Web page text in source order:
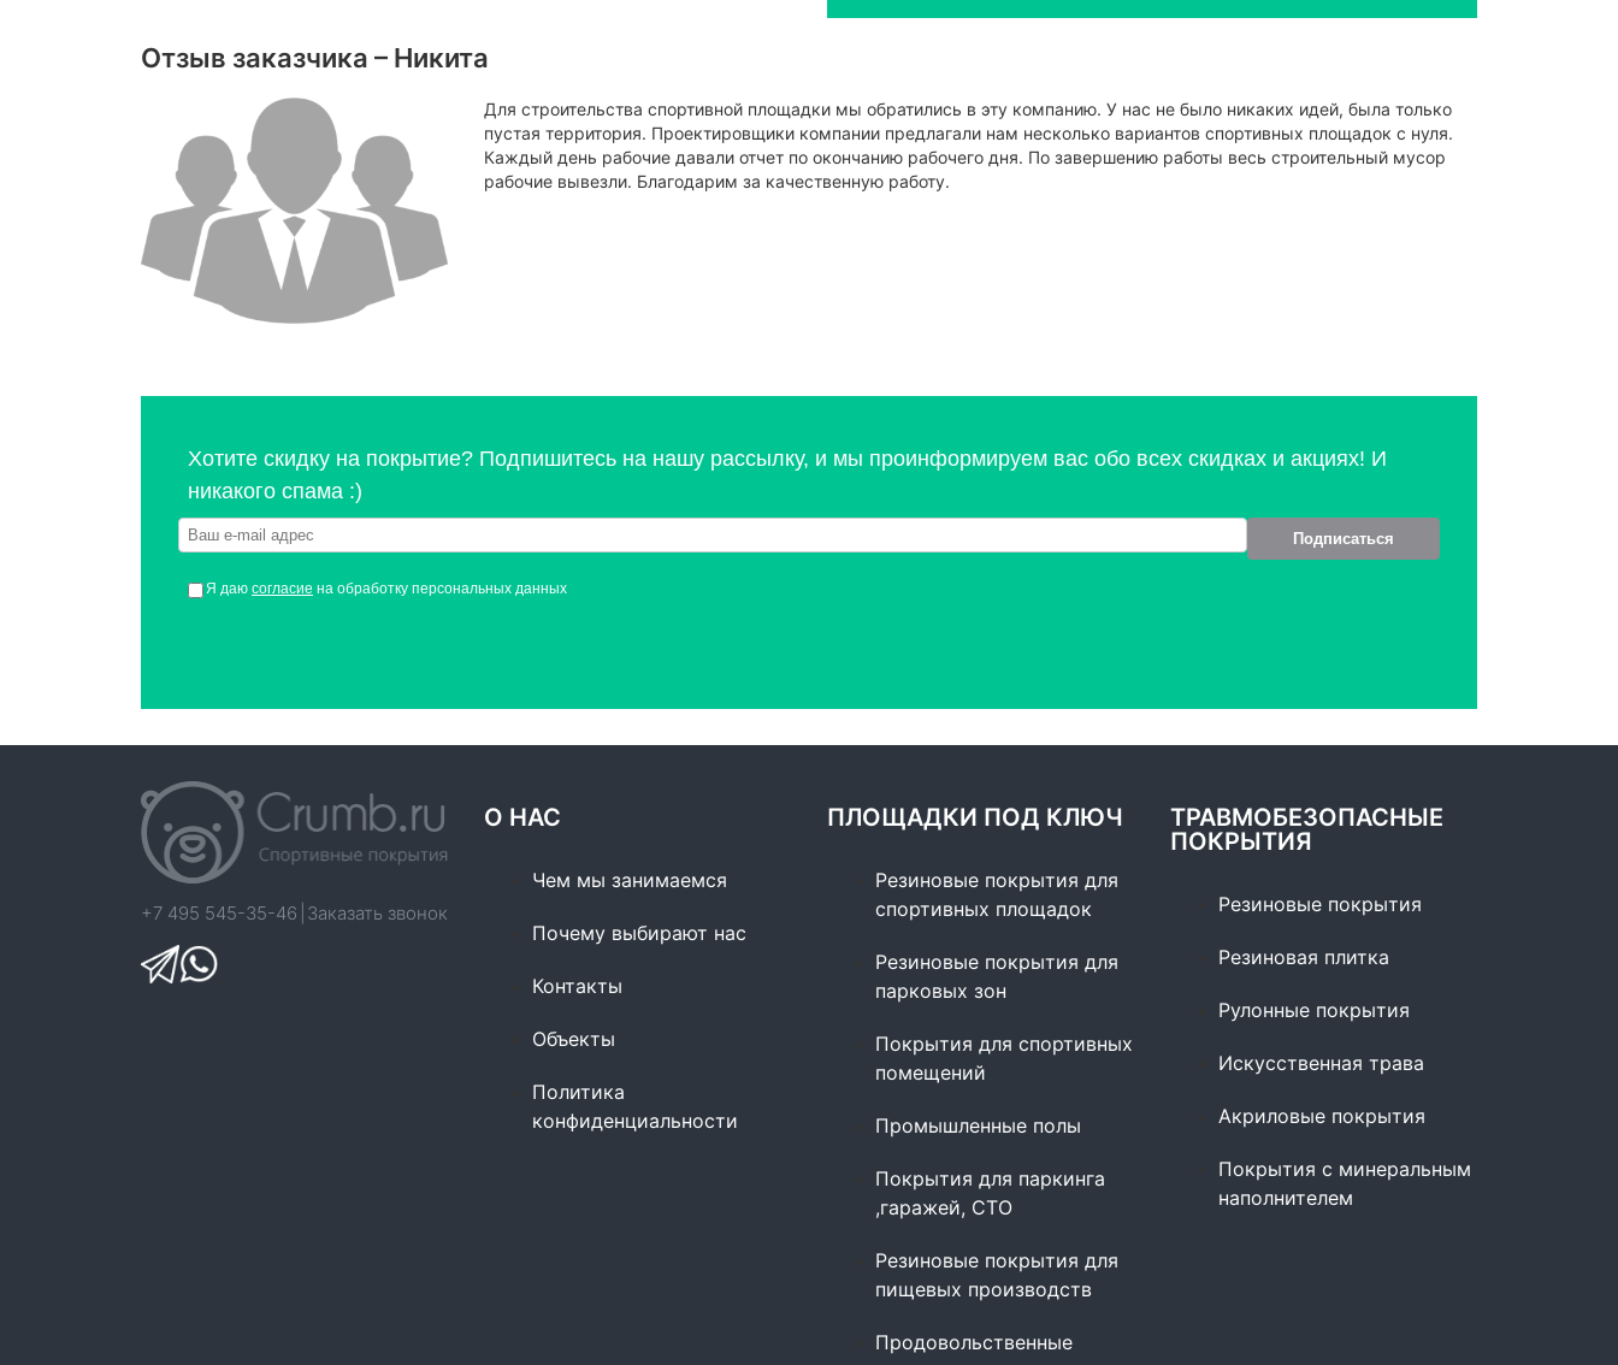
Отзыв заказчика – Никита
Для строительства спортивной площадки мы обратились в эту компанию. У нас не было никаких идей, была только
пустая территория. Проектировщики компании предлагали нам несколько вариантов спортивных площадок с нуля.
Каждый день рабочие давали отчет по окончанию рабочего дня. По завершению работы весь строительный мусор
рабочие вывезли. Благодарим за качественную работу.
Хотите скидку на покрытие? Подпишитесь на нашу рассылку, и мы проинформируем вас обо всех скидках и акциях! И
никакого спама :)
Подписаться
Я даю согласие на обработку персональных данных
+7 495 545-35-46 Заказать звонок
О НАС
Чем мы занимаемся
Почему выбирают нас
Контакты
Объекты
Политика
конфиденциальности
ПЛОЩАДКИ ПОД КЛЮЧ
Резиновые покрытия для
спортивных площадок
Резиновые покрытия для
парковых зон
Покрытия для спортивных
помещений
Промышленные полы
Покрытия для паркинга
,гаражей, СТО
Резиновые покрытия для
пищевых производств
Продовольственные
ТРАВМОБЕЗОПАСНЫЕ
ПОКРЫТИЯ
Резиновые покрытия
Резиновая плитка
Рулонные покрытия
Искусственная трава
Акриловые покрытия
Покрытия с минеральным
наполнителем